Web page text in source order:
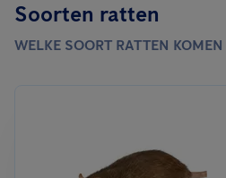
Soorten ratten
WELKE SOORT RATTEN